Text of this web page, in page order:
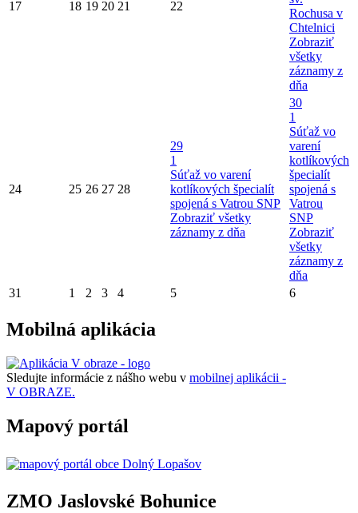
17 18 19 20 21 22
Rochusa v
Chtelnici
Zobraziť
všetky
záznamy z
dňa
24 25 26 27 28
29
1
Súťaž vo varení
kotlíkových špecialít
spojená s Vatrou SNP
Zobraziť všetky
záznamy z dňa
30
1
Súťaž vo
varení
kotlíkových
špecialít
spojená s
Vatrou
SNP
Zobraziť
všetky
záznamy z
dňa
31
1 2 3 4 5 6
Mobilná aplikácia
Sledujte informácie z nášho webu v mobilnej aplikácii -
V OBRAZE.
Mapový portál
ZMO Jaslovské Bohunice